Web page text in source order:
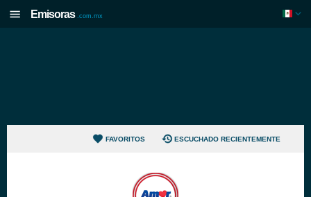
Emisoras .com.mx
FAVORITOS ESCUCHADO RECIENTEMENTE